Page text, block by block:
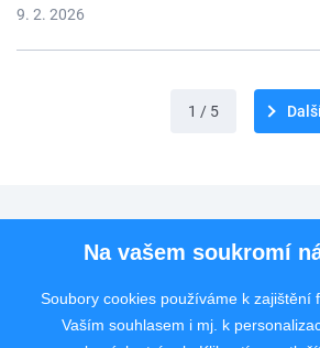
9. 2. 2026
1 / 5
Pro uchazeče
Rychlý kontakt
Na vašem soukromí
Soubory cookies používáme k zajištění
Vaším souhlasem i mj. k